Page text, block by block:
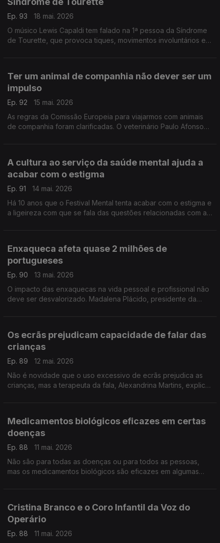
Ep. 93
18 mai. 2026
O músico Lewis Capaldi tem falado na 1ª pessoa da Síndrome
de Tourette, que provoca tiques, movimentos involuntários e
Ter um animal de companhia não dever ser um
impulso
Ep. 92
15 mai. 2026
As regras da Comissão Europeia para viajarmos com animais
de companhia foram clarificadas. O veterinário Paulo Afonso
A cultura ao serviço da saúde mental ajuda a
acabar com o estigma
Ep. 91
14 mai. 2026
Há 10 anos que o Festival Mental tenta acabar com o estigma e
a ligeireza com que se fala das questões relacionadas com a
Enxaqueca afeta quase 2 milhões de
portugueses
Ep. 90
13 mai. 2026
O impacto das enxaquecas na vida pessoal e profissional não
deve ser desvalorizado. Madalena Plácido, presidente da
Os ecrãs prejudicam capacidade de falar das
crianças
Ep. 89
12 mai. 2026
Não é novidade que o uso excessivo de ecrãs prejudica as
crianças, mas a terapeuta da fala, Alexandrina Martins, explica
Medicamentos biológicos eficazes em certas
doenças
Ep. 88
11 mai. 2026
Não são para todas as doenças ou para todos as pessoas,
mas os medicamentos biológicos são eficazes em algumas
Cristina Branco e o Coro Infantil da Voz do
Operário
Ep. 88
11 mai. 2026